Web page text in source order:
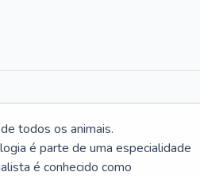
todos os animais.
é parte de uma especialidade
é conhecido como